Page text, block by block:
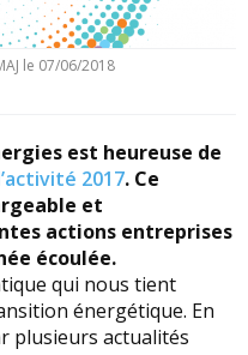
le 07/06/2018
est heureuse de
2017. Ce
et
actions entreprises
écoulée.
qui nous tient
énergétique. En
plusieurs actualités